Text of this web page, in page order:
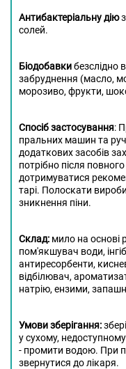
Антибактеріальну дію
солей.
Біодобавкибезслідно
забруднення (масло,
морозиво, фрукти,
Спосіб застосування:
пральних машин та
додаткових засобів
потрібно після
дотримуватися
тарі. Полоскати
зникнення піни.
Склад: мило на основі
пом'якшувач води,
антиресорбенти,
відбілювач,
натрію, ензими,
Умови зберігання:
у сухому, недоступному
- промити водою. При
звернутися до лікаря.